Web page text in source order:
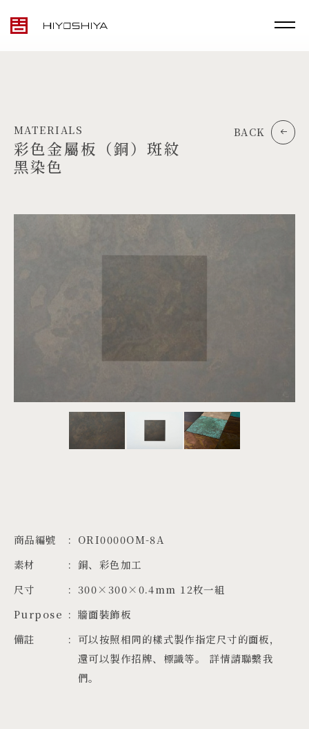
TOP
PROJECTS
JA EN ZH
MATERIALS
彩色金屬板（銅）斑紋
黑染色
BACK
商品編號
ORI0000OM-8A
素材
銅、彩色加工
尺寸
300×300×0.4mm 12枚一組
Purpose
牆面裝飾板
備註
可以按照相同的樣式製作指定尺寸的面板，
還可以製作招牌、標識等。 詳情請聯繫我
們。